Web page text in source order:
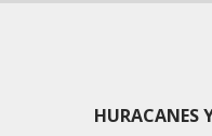
HURACANES